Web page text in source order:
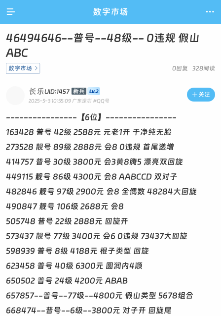
 数字市场 
46494646--普号--48级-- 0违规 假山
ABC
0回复 328阅读
数字市场 
 关注
长乐UID:1457 新兵
2025-5-3 10:55:09 广东深圳 #QQ号
----------------【6位】----------------
163428 普号 42级 2588元 元老1开 干净纯无脸
273528 靓号 89级 2888元 会8 0违规 首尾递增
414757 普号 30级 3800元 会3黄8腾5 漂亮双回旋
449115 靓号 86级 4300元 会8 AABCCD 双对子
482846 靓号 97级 2900元 会8 全偶数 48284大回旋
490847 靓号 106级 2688元 会8
505748 普号 22级 2888元 回旋开
573437 靓号 77级 3400元 会6 0违规 73437大回旋
598939 普号 8级 4188元 棍子类型 回旋
623458 普号 40级 6300元 圆润内4顺
650502 普号 24级 4200元 ABAB
657857--普号--77级--4800元 假山类型 5678组合
668474--普号--6级--3800元 对子开 回旋尾